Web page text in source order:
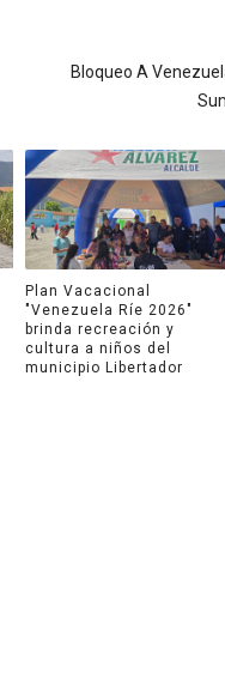
Bloqueo A
Plan Vacacional
"Venezuela Ríe 2026"
brinda recreación y
cultura a niños del
municipio Libertador